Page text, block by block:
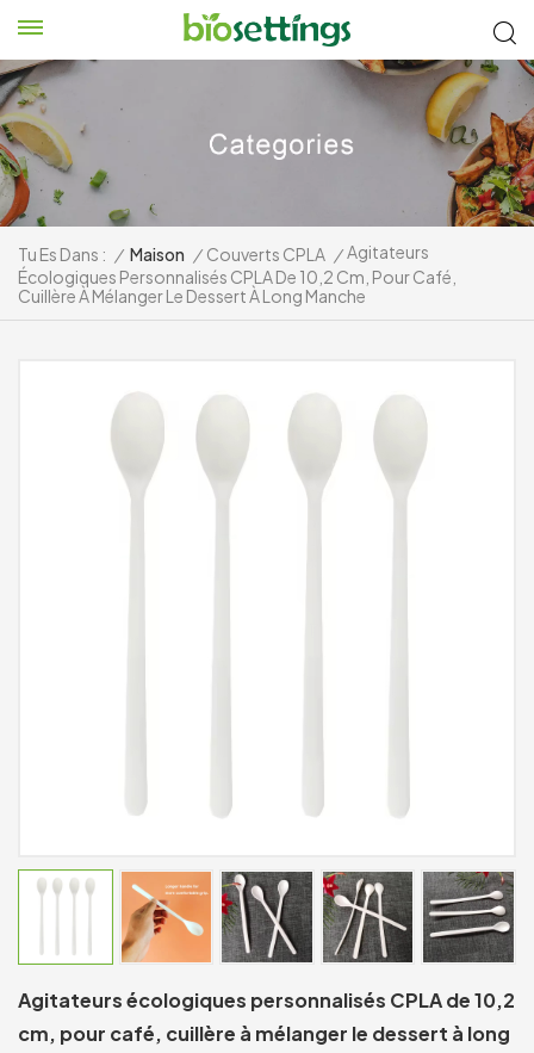
Tu Es Dans : / Maison / Couverts CPLA / Agitateurs
Écologiques Personnalisés CPLA De 10,2 Cm, Pour Café,
Cuillère À Mélanger Le Dessert À Long Manche
Agitateurs écologiques personnalisés CPLA de 10,2
cm, pour café, cuillère à mélanger le dessert à long